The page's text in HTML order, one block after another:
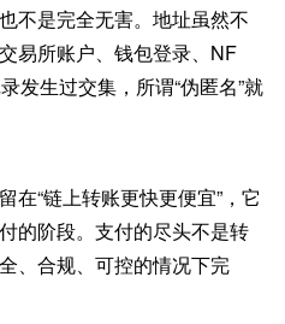
不是完全无害。地址虽然不
易所账户、钱包登录、NF
发生过交集，所谓“伪匿名”就
在“链上转账更快更便宜”，它
的阶段。支付的尽头不是转
、合规、可控的情况下完